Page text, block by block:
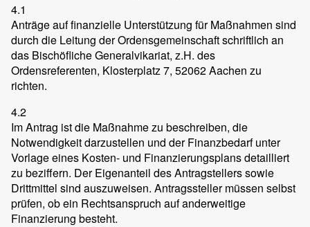
4.1
Anträge auf finanzielle Unterstützung für Maßnahmen sind
durch die Leitung der Ordensgemeinschaft schriftlich an
das Bischöfliche Generalvikariat, z.H. des
Ordensreferenten, Klosterplatz 7, 52062 Aachen zu
richten.
4.2
Im Antrag ist die Maßnahme zu beschreiben, die
Notwendigkeit darzustellen und der Finanzbedarf unter
Vorlage eines Kosten- und Finanzierungsplans detailliert
zu beziffern. Der Eigenanteil des Antragstellers sowie
Drittmittel sind auszuweisen. Antragssteller müssen selbst
prüfen, ob ein Rechtsanspruch auf anderweitige
Finanzierung besteht.